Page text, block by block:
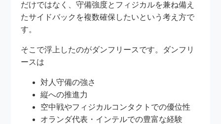
だけではなく、守備強度とフィジカルを兼ね備え
たサイドバックを複数確保したいという考え方で
す。
そこで浮上したのがダンフリースです。ダンフリ
ースは
対人守備の強さ
縦への推進力
空中戦やフィジカルコンタクトでの優位性
オランダ代表・インテルでの豊富な経験